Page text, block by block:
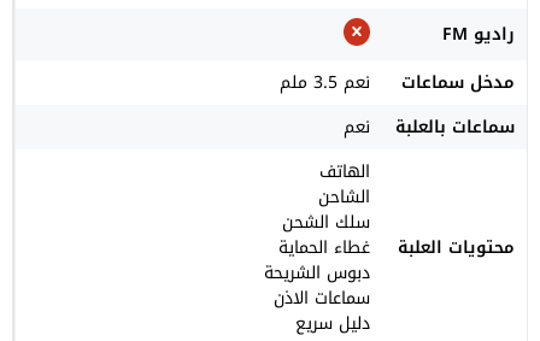
راديو FM
مدخل سماعات
نعم 3.5 ملم
سماعات بالعلبة
نعم
محتويات العلبة
الهاتف
الشاحن
سلك الشحن
غطاء الحماية
دبوس الشريحة
سماعات الاذن
دليل سريع